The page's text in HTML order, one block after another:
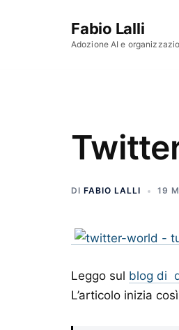
Fabio Lalli
Adozione AI e
DI FABIO LALLI 19
Leggo sul blog di
L’articolo inizia